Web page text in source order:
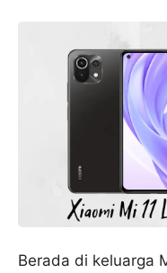
Berada di keluarga